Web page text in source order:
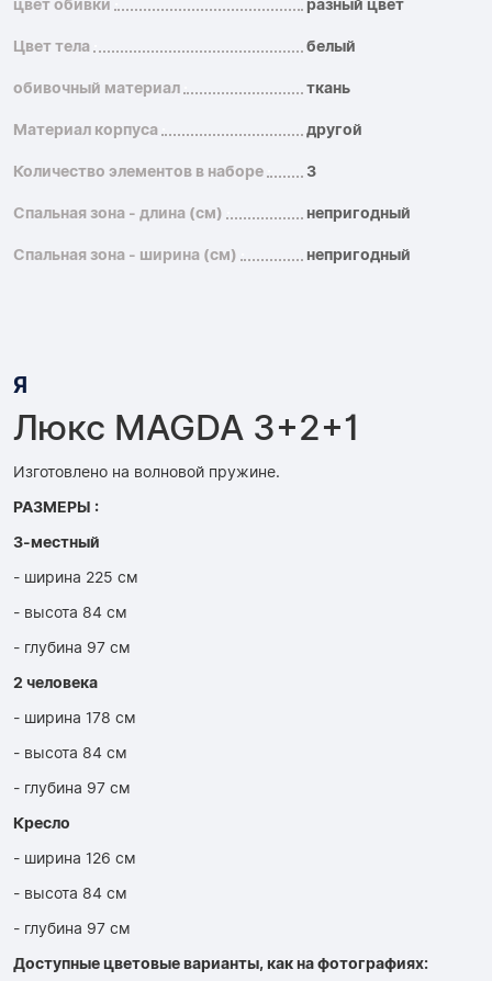
цвет обивки разный цвет
Цвет тела белый
обивочный материал ткань
Материал корпуса другой
Количество элементов в наборе 3
Спальная зона - длина (см) непригодный
Спальная зона - ширина (см) непригодный
Я
Люкс MAGDA 3+2+1
Изготовлено на волновой пружине.
РАЗМЕРЫ :
3-местный
- ширина 225 см
- высота 84 см
- глубина 97 см
2 человека
- ширина 178 см
- высота 84 см
- глубина 97 см
Кресло
- ширина 126 см
- высота 84 см
- глубина 97 см
Доступные цветовые варианты, как на фотографиях: